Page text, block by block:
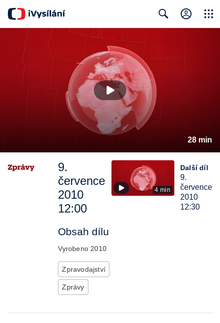
28 min
9.
července
2010
12:00
Obsah dílu
Vyrobeno 2010
Zpravodajství
Zprávy
4 min
Další díl
9.
července
2010
12:30